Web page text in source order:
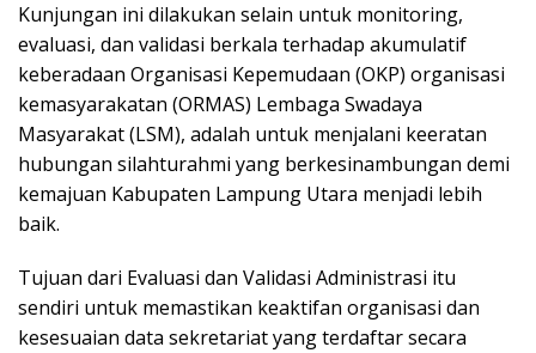
Kunjungan ini dilakukan selain untuk monitoring,
evaluasi, dan validasi berkala terhadap akumulatif
keberadaan Organisasi Kepemudaan (OKP) organisasi
kemasyarakatan (ORMAS) Lembaga Swadaya
Masyarakat (LSM), adalah untuk menjalani keeratan
hubungan silahturahmi yang berkesinambungan demi
kemajuan Kabupaten Lampung Utara menjadi lebih
baik.
Tujuan dari Evaluasi dan Validasi Administrasi itu
sendiri untuk memastikan keaktifan organisasi dan
kesesuaian data sekretariat yang terdaftar secara